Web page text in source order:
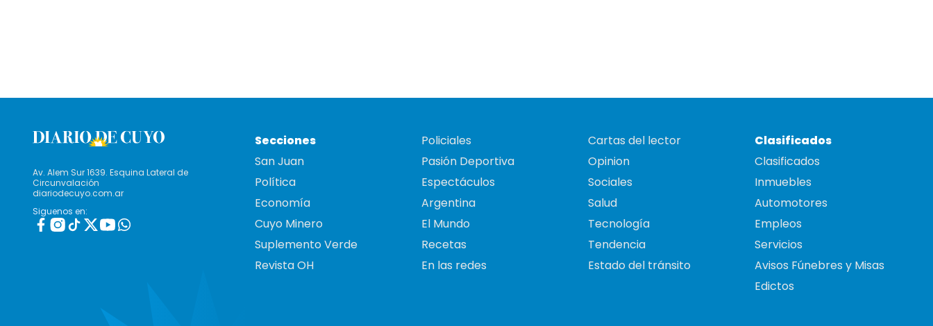
Av. Alem Sur 1639. Esquina Lateral de
Circunvalación
diariodecuyo.com.ar
Siguenos en:
Secciones
San Juan
Política
Economía
Cuyo Minero
Suplemento Verde
Revista OH
Policiales
Pasión Deportiva
Espectáculos
Argentina
El Mundo
Recetas
En las redes
Cartas del lector
Opinion
Sociales
Salud
Tecnología
Tendencia
Estado del tránsito
Clasificados
Clasificados
Inmuebles
Automotores
Empleos
Servicios
Avisos Fúnebres y Misas
Edictos